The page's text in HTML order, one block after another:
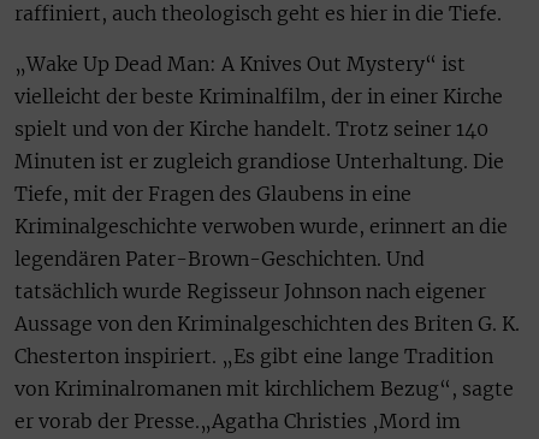
raffiniert, auch theologisch geht es hier in die Tiefe.
„Wake Up Dead Man: A Knives Out Mystery“ ist
vielleicht der beste Kriminalfilm, der in einer Kirche
spielt und von der Kirche handelt. Trotz seiner 140
Minuten ist er zugleich grandiose Unterhaltung. Die
Tiefe, mit der Fragen des Glaubens in eine
Kriminalgeschichte verwoben wurde, erinnert an die
legendären Pater-Brown-Geschichten. Und
tatsächlich wurde Regisseur Johnson nach eigener
Aussage von den Kriminalgeschichten des Briten G. K.
Chesterton inspiriert. „Es gibt eine lange Tradition
von Kriminalromanen mit kirchlichem Bezug“, sagte
er vorab der Presse.„Agatha Christies ‚Mord im